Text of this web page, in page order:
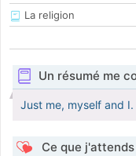
La religion
Un résumé me
Just me, myself and
Ce que